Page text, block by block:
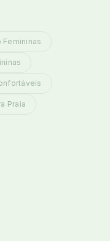
Femininas
Praia